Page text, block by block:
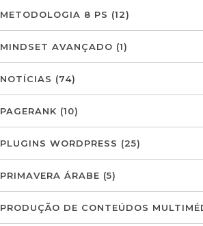
METODOLOGIA 8 PS (12)
MINDSET AVANÇADO (1)
NOTÍCIAS (74)
PAGERANK (10)
PLUGINS WORDPRESS (25)
PRIMAVERA ÁRABE (5)
PRODUÇÃO DE CONTEÚDOS